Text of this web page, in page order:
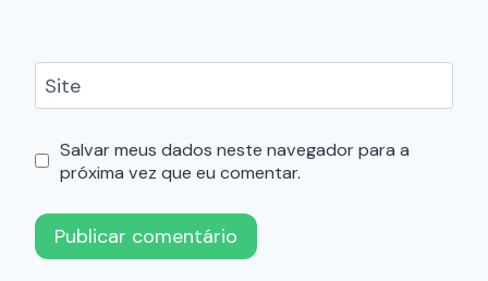
Site
Salvar meus dados neste navegador para a
próxima vez que eu comentar.